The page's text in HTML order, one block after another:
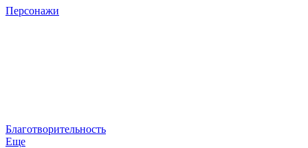
Персонажи
Благотворительность
Еще